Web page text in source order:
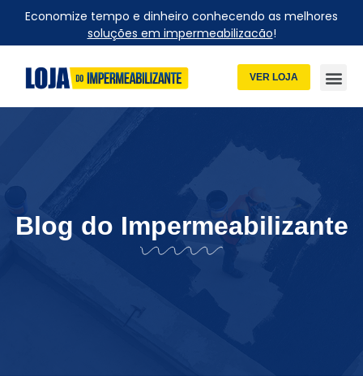
Economize tempo e dinheiro conhecendo as melhores
soluções em impermeabilizacão!
VER LOJA
Blog do Impermeabilizante